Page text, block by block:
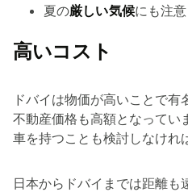
夏の厳しい気候にも注意
高いコスト
ドバイは物価が高いことで
不動産価格も高額となってい
車を持つことも検討しなけれ
日本からドバイまでは距離も